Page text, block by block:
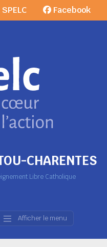
CHARENTES
Libre Catholique
Facebook
Afficher le menu